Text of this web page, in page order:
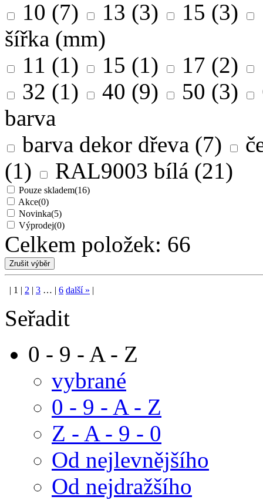
10 (7) 13 (3) 15 (3)
šířka (mm)
11 (1) 15 (1) 17 (2)
32 (1) 40 (9) 50 (3)
barva
barva dekor dřeva (7)
(1)
RAL9003 bílá (21)
Pouze skladem(16)
Akce(0)
Novinka(5)
Výprodej(0)
Celkem položek: 66
1 2 3 … 6 další »
Seřadit
0 - 9 - A - Z
vybrané
0 - 9 - A - Z
Z - A - 9 - 0
Od nejlevnějšího
Od nejdražšího